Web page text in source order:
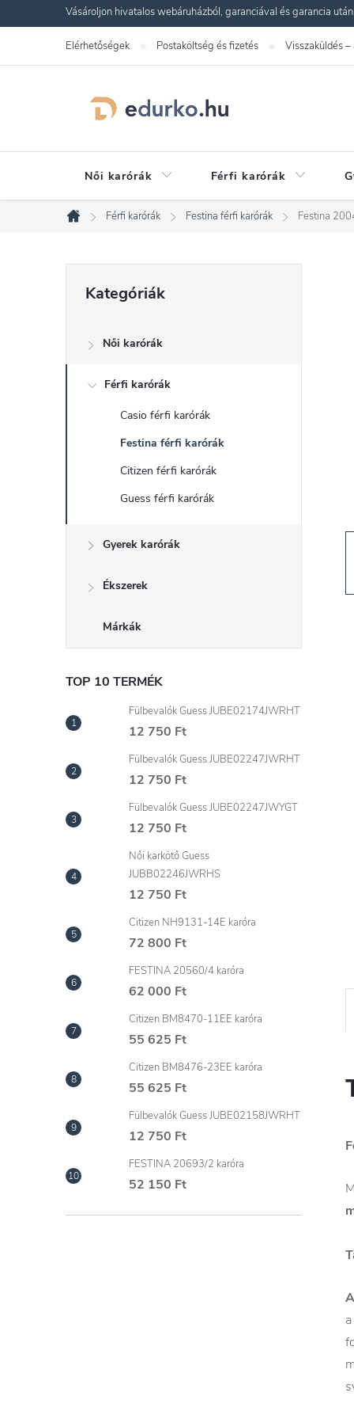
a
Vásároljon hivatalos webáruházból, garanciával és garancia
Elérhetőségek Postaköltség és fizetés Visszaküldés –
Női karórák Férfi karórák
Kezdőlap
Férfi karórák Festina férfi karórák Festina
O
d
ó
n
e
l
átugrása
Kategóriák
Női karórák
Férfi karórák
Casio férfi karórák
Festina férfi karórák
Citizen férfi karórák
Guess férfi karórák
Gyerek karórák
Ékszerek
Márkák
TOP 10 TERMÉK
Fülbevalók Guess JUBE02174JWRHT
12 750 Ft
Fülbevalók Guess JUBE02247JWRHT
12 750 Ft
Fülbevalók Guess JUBE02247JWYGT
12 750 Ft
Női karkötő Guess
JUBB02246JWRHS
12 750 Ft
Citizen NH9131-14E karóra
72 800 Ft
FESTINA 20560/4 karóra
62 000 Ft
Citizen BM8470-11EE karóra
55 625 Ft
Citizen BM8476-23EE karóra
55 625 Ft
Fülbevalók Guess JUBE02158JWRHT
12 750 Ft
FESTINA 20693/2 karóra
52 150 Ft